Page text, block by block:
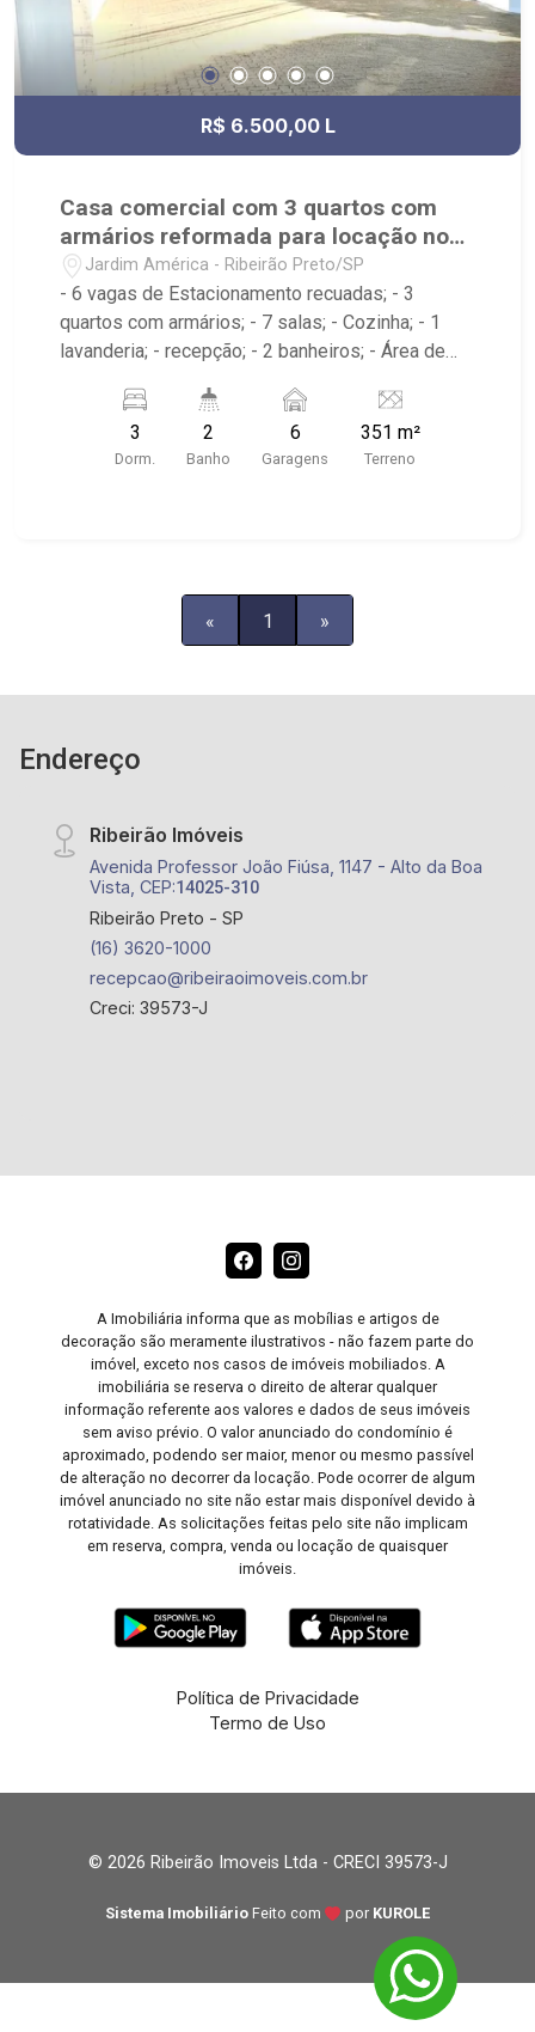
R$ 6.500,00 L
Casa comercial com 3 quartos com
armários reformada para locação no
Jardim América
Jardim América - Ribeirão Preto/SP
- 6 vagas de Estacionamento recuadas; - 3
quartos com armários; - 7 salas; - Cozinha; - 1
lavanderia; - recepção; - 2 banheiros; - Área de
Próximo ao centro, shopping, farmácia,
restaurantes;
3
Dorm.
2
Banho
6
Garagens
351 m²
Terreno
« 1 »
Endereço
Ribeirão Imóveis
Avenida Professor João Fiúsa, 1147 - Alto da Boa
Vista, CEP:14025-310
Ribeirão Preto - SP
(16) 3620-1000
recepcao@ribeiraoimoveis.com.br
Creci: 39573-J
A Imobiliária informa que as mobílias e artigos de
decoração são meramente ilustrativos - não fazem parte do
imóvel, exceto nos casos de imóveis mobiliados. A
imobiliária se reserva o direito de alterar qualquer
informação referente aos valores e dados de seus imóveis
sem aviso prévio. O valor anunciado do condomínio é
aproximado, podendo ser maior, menor ou mesmo passível
de alteração no decorrer da locação. Pode ocorrer de algum
imóvel anunciado no site não estar mais disponível devido à
rotatividade. As solicitações feitas pelo site não implicam
em reserva, compra, venda ou locação de quaisquer
imóveis.
Política de Privacidade
Termo de Uso
© 2026 Ribeirão Imoveis Ltda - CRECI 39573-J
Sistema Imobiliário Feito com por KUROLE